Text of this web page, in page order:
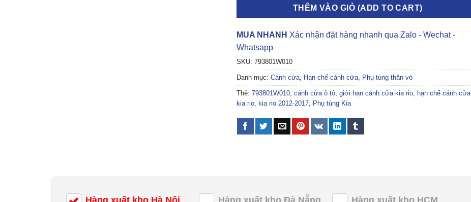
THÊM VÀO GIỎ (ADD TO CART)
MUA NHANH Xác nhận đặt hàng nhanh qua Zalo - Wechat -
Whatsapp
SKU: 793801W010
Danh mục: Cánh cửa, Hạn chế cánh cửa, Phụ tùng thân vỏ
Thẻ: 793801W010, cánh cửa ô tô, giới hạn cánh cửa kia rio, hạn chế cánh cửa
kia rio, kia rio 2012-2017, Phụ tùng Kia